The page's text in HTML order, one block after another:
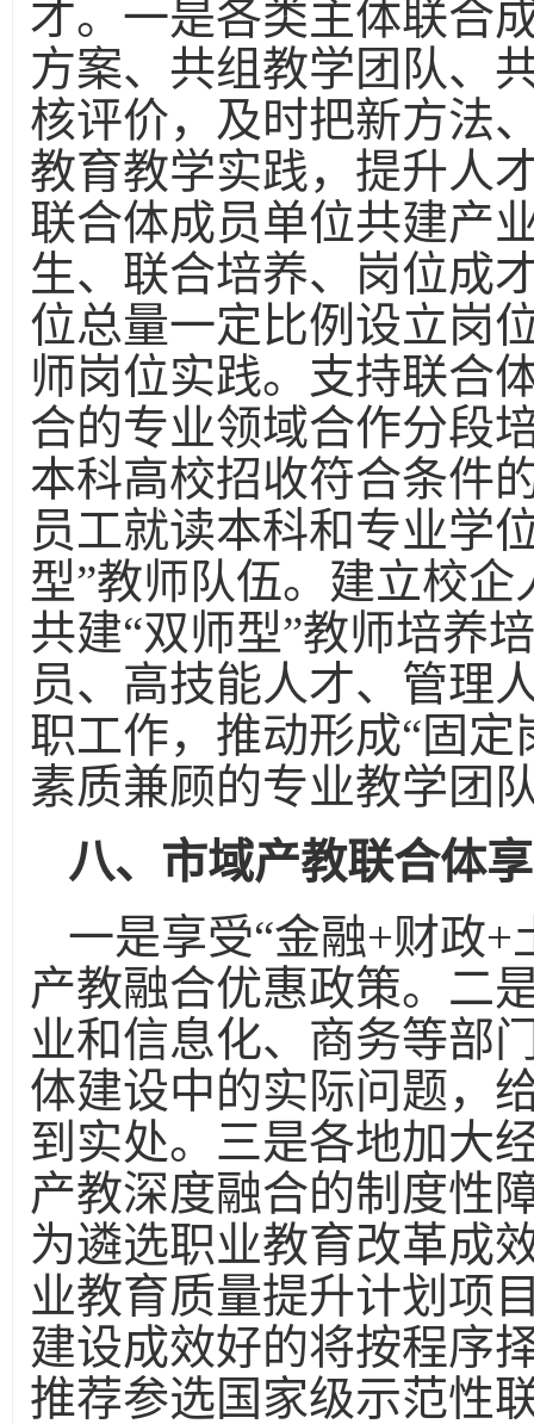
才。一是各类主体联合
方案、共组教学团队、
核评价，及时把新方法
教育教学实践，提升人
联合体成员单位共建产
生、联合培养、岗位成
位总量一定比例设立岗
师岗位实践。支持联合
合的专业领域合作分段
本科高校招收符合条件
员工就读本科和专业学
型”教师队伍。建立校
共建“双师型”教师培养
员、高技能人才、管理
职工作，推动形成“固
素质兼顾的专业教学团
八、市域产教联合体
一是享受“金融+财政
产教融合优惠政策。二
业和信息化、商务等部
体建设中的实际问题，
到实处。三是各地加大
产教深度融合的制度性
为遴选职业教育改革成
业教育质量提升计划项
建设成效好的将按程序
推荐参选国家级示范性